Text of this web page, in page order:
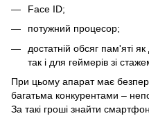
Face ID;
потужний процесор;
достатній обсяг пам'яті
так і для геймерів зі
При цьому апарат має
багатьма конкурентами –
За такі гроші знайти